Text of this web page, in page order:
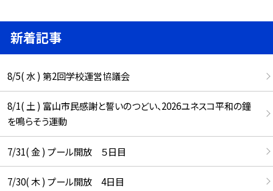
新着記事
8/5( 水 ) 第2回学校運営協議会
8/1( 土 ) 富山市民感謝と誓いのつどい、2026ユネスコ平和の鐘
を鳴らそう運動
7/31( 金 ) プール開放 ５日目
7/30( 木 ) プール開放 4日目